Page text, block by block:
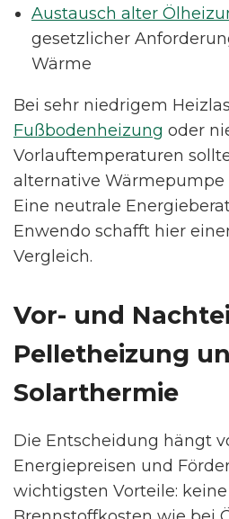
Austausch alter
gesetzlicher
Wärme
Bei sehr niedrigem
Fußbodenheizung oder
Vorlauftemperaturen
alternative Wärmepumpe
Eine neutrale
Enwendo schafft hier
Vergleich.
Vor- und
Pelletheizung
Solarthermie
Die Entscheidung hängt
Energiepreisen und
wichtigsten Vorteile: keine